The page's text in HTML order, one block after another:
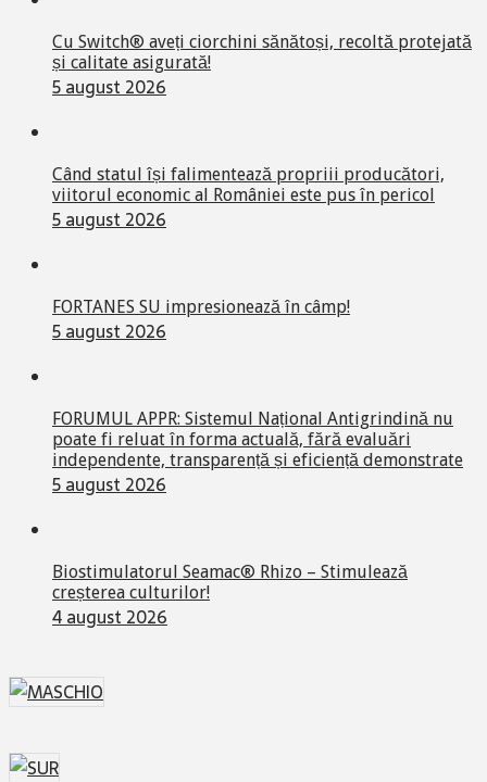
Cu Switch® aveți ciorchini sănătoși, recoltă protejată
și calitate asigurată!
5 august 2026
Când statul își falimentează propriii producători,
viitorul economic al României este pus în pericol
5 august 2026
FORTANES SU impresionează în câmp!
5 august 2026
FORUMUL APPR: Sistemul Național Antigrindină nu
poate fi reluat în forma actuală, fără evaluări
independente, transparență și eficiență demonstrate
5 august 2026
Biostimulatorul Seamac® Rhizo – Stimulează
creșterea culturilor!
4 august 2026